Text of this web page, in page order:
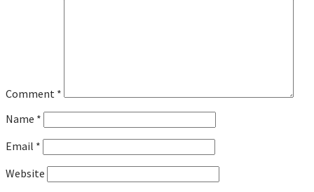
Comment *
Name *
Email *
Website